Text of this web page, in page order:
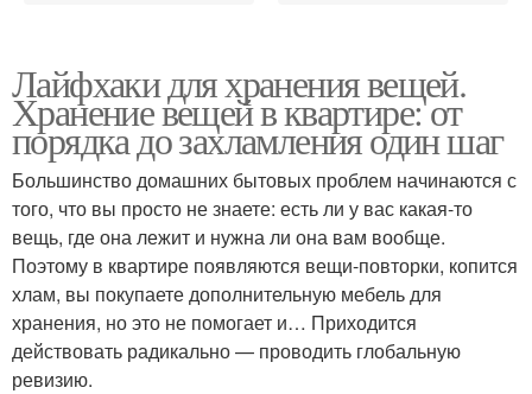
Лайфхаки для хранения вещей.
Хранение вещей в квартире: от
порядка до захламления один шаг
Большинство домашних бытовых проблем начинаются с
того, что вы просто не знаете: есть ли у вас какая-то
вещь, где она лежит и нужна ли она вам вообще.
Поэтому в квартире появляются вещи-повторки, копится
хлам, вы покупаете дополнительную мебель для
хранения, но это не помогает и… Приходится
действовать радикально — проводить глобальную
ревизию.